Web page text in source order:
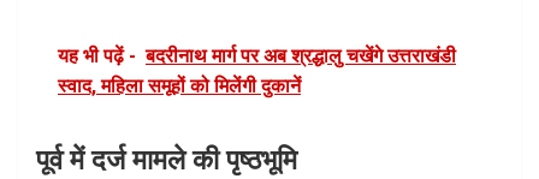
यह भी पढ़ें - बदरीनाथ मार्ग पर अब श्रद्धालु चखेंगे उत्तराखंडी
स्वाद, महिला समूहों को मिलेंगी दुकानें
पूर्व में दर्ज मामले की पृष्ठभूमि